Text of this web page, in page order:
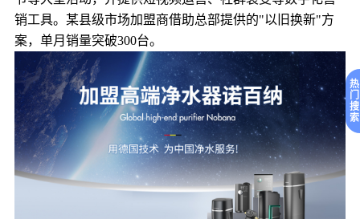
销工具。某县级市场加盟商借助总部提供的"以旧换新"方
案，单月销量突破300台。
热
门
搜
索